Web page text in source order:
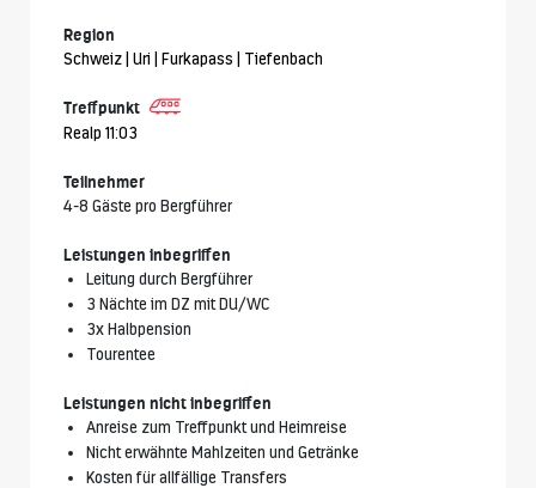
Region
Schweiz | Uri | Furkapass | Tiefenbach
Treffpunkt
Realp 11:03
Teilnehmer
4-8 Gäste pro Bergführer
Leistungen inbegriffen
Leitung durch Bergführer
3 Nächte im DZ mit DU/WC
3x Halbpension
Tourentee
Leistungen nicht inbegriffen
Anreise zum Treffpunkt und Heimreise
Nicht erwähnte Mahlzeiten und Getränke
Kosten für allfällige Transfers